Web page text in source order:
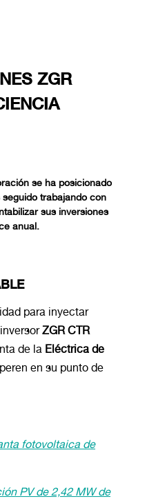
ZGR
se ha posicionado
trabajando con
sus inversiones
anual.
para inyectar
ZGR CTR
de la Eléctrica de
en su punto de
fotovoltaica de
PV de 2,42 MW de